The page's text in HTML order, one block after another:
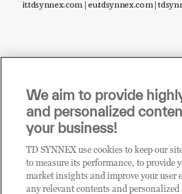
it.tdsynnex.com|eu.tdsynnex.com|
Sei un rivenditore di tecnologia
i prodotti o le soluzioni
CLICCA QUI E
CLIENTE TD
We aim to provide
and personalized
your business!
TD SYNNEX use cookies to keep our
to measure its performance, to provide
market insights and improve your user
any relevant contents and